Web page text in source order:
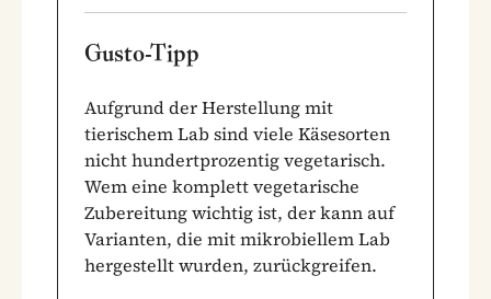
Gusto-Tipp
Aufgrund der Herstellung mit
tierischem Lab sind viele Käsesorten
nicht hundertprozentig vegetarisch.
Wem eine komplett vegetarische
Zubereitung wichtig ist, der kann auf
Varianten, die mit mikrobiellem Lab
hergestellt wurden, zurückgreifen.